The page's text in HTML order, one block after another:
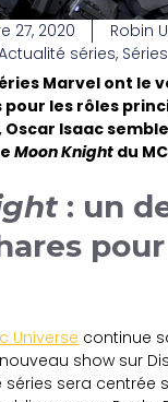
27, 2020
Robin
séries, Séries
Marvel ont le
pour les rôles
Oscar Isaac
Moon Knight du
: un
pour
Universe continue
show sur
sera centrée